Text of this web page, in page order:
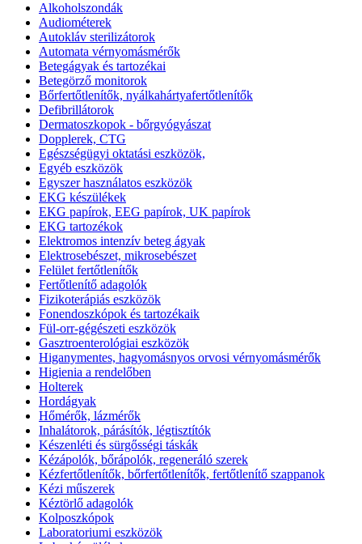
Alkoholszondák
Audiométerek
Autokláv sterilizátorok
Automata vérnyomásmérők
Betegágyak és tartozékai
Betegörző monitorok
Bőrfertőtlenítők, nyálkahártyafertőtlenítők
Defibrillátorok
Dermatoszkopok - bőrgyógyászat
Dopplerek, CTG
Egészségügyi oktatási eszközök,
Egyéb eszközök
Egyszer használatos eszközök
EKG készülékek
EKG papírok, EEG papírok, UK papírok
EKG tartozékok
Elektromos intenzív beteg ágyak
Elektrosebészet, mikrosebészet
Felület fertőtlenítők
Fertőtlenítő adagolók
Fizikoterápiás eszközök
Fonendoszkópok és tartozékaik
Fül-orr-gégészeti eszközök
Gasztroenterológiai eszközök
Higanymentes, hagyomásnyos orvosi vérnyomásmérők
Higienia a rendelőben
Holterek
Hordágyak
Hőmérők, lázmérők
Inhalátorok, párásítók, légtisztítók
Készenléti és sürgősségi táskák
Kézápolók, bőrápolók, regeneráló szerek
Kézfertőtlenítők, bőrfertőtlenítők, fertőtlenítő szappanok
Kézi műszerek
Kéztörlő adagolók
Kolposzkópok
Laboratoriumi eszközök